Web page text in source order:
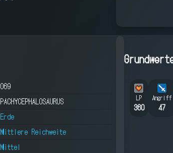
069
PACHYCEPHALOSAURUS
Erde
Mittlere Reichweite
Mittel
LP
360
Angriff
47